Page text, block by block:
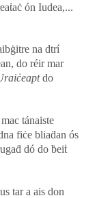
ón Iudea,...
na dtrí
do réir mar
do
tánaiste
fiċe bliaḋan ós
dó do ḃeiṫ
tar a ais don